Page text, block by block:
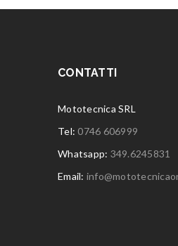
CONTATTI
Mototecnica SRL
Tel:0746 606999
Whatsapp: 349.6245831
Email: